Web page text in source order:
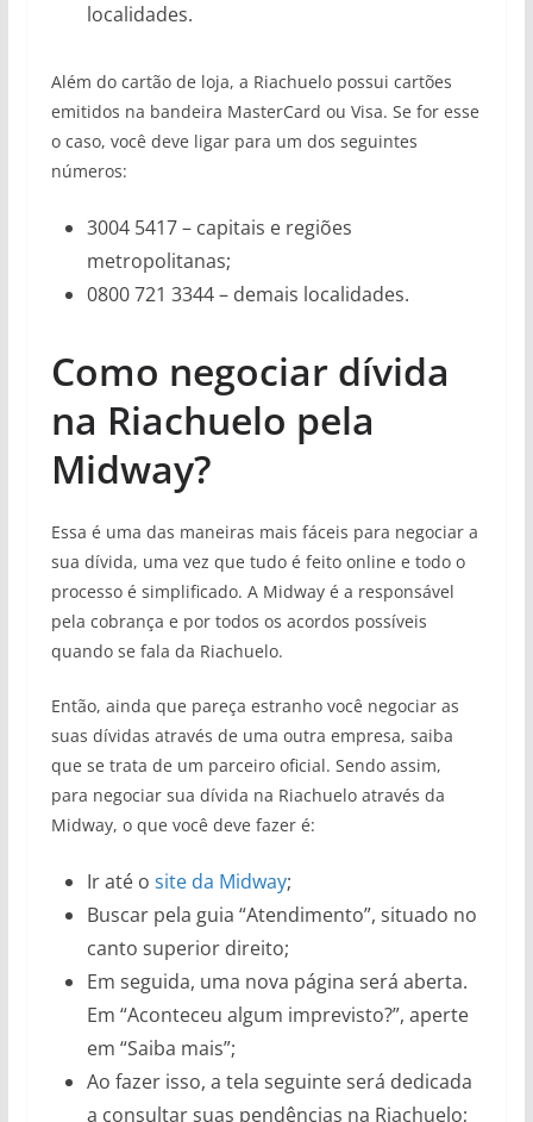
localidades.
Além do cartão de loja, a Riachuelo possui cartões
emitidos na bandeira MasterCard ou Visa. Se for esse
o caso, você deve ligar para um dos seguintes
números:
3004 5417 – capitais e regiões
metropolitanas;
0800 721 3344 – demais localidades.
Como negociar dívida
na Riachuelo pela
Midway?
Essa é uma das maneiras mais fáceis para negociar a
sua dívida, uma vez que tudo é feito online e todo o
processo é simplificado. A Midway é a responsável
pela cobrança e por todos os acordos possíveis
quando se fala da Riachuelo.
Então, ainda que pareça estranho você negociar as
suas dívidas através de uma outra empresa, saiba
que se trata de um parceiro oficial. Sendo assim,
para negociar sua dívida na Riachuelo através da
Midway, o que você deve fazer é:
Ir até o site da Midway;
Buscar pela guia “Atendimento”, situado no
canto superior direito;
Em seguida, uma nova página será aberta.
Em “Aconteceu algum imprevisto?”, aperte
em “Saiba mais”;
Ao fazer isso, a tela seguinte será dedicada
a consultar suas pendências na Riachuelo;